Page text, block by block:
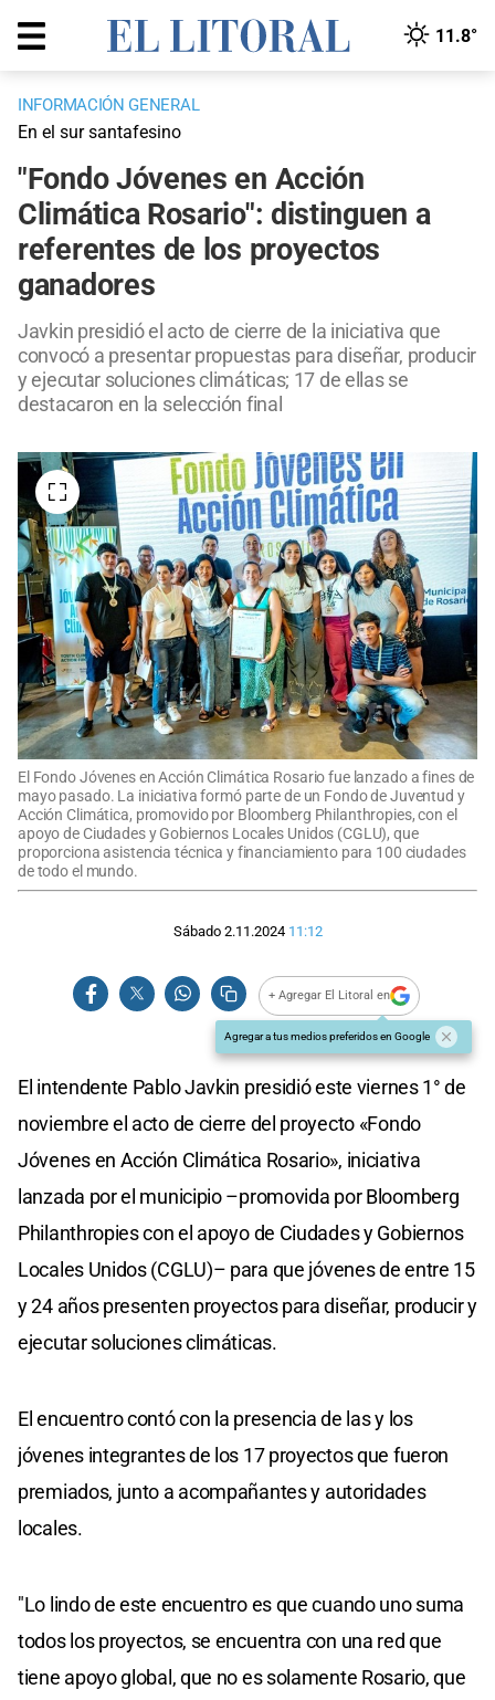
11.8°
INFORMACIÓN GENERAL
En el sur santafesino
"Fondo Jóvenes en Acción
Climática Rosario": distinguen a
referentes de los proyectos
ganadores
Javkin presidió el acto de cierre de la iniciativa que
convocó a presentar propuestas para diseñar, producir
y ejecutar soluciones climáticas; 17 de ellas se
destacaron en la selección final
El Fondo Jóvenes en Acción Climática Rosario fue lanzado a fines de
mayo pasado. La iniciativa formó parte de un Fondo de Juventud y
Acción Climática, promovido por Bloomberg Philanthropies, con el
apoyo de Ciudades y Gobiernos Locales Unidos (CGLU), que
proporciona asistencia técnica y financiamiento para 100 ciudades
de todo el mundo.
Sábado 2.11.2024 11:12
+ Agregar El Litoral en
Agregar a tus medios preferidos en Google
El intendente Pablo Javkin presidió este viernes 1° de
noviembre el acto de cierre del proyecto «Fondo
Jóvenes en Acción Climática Rosario», iniciativa
lanzada por el municipio –promovida por Bloomberg
Philanthropies con el apoyo de Ciudades y Gobiernos
Locales Unidos (CGLU)– para que jóvenes de entre 15
y 24 años presenten proyectos para diseñar, producir y
ejecutar soluciones climáticas.
El encuentro contó con la presencia de las y los
jóvenes integrantes de los 17 proyectos que fueron
premiados, junto a acompañantes y autoridades
locales.
"Lo lindo de este encuentro es que cuando uno suma
todos los proyectos, se encuentra con una red que
tiene apoyo global, que no es solamente Rosario, que